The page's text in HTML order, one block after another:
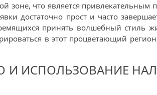
зоне, что является привлекательным
достаточно прост и часто
принять волшебный стиль
в этот процветающий
И ИСПОЛЬЗОВАНИЕ